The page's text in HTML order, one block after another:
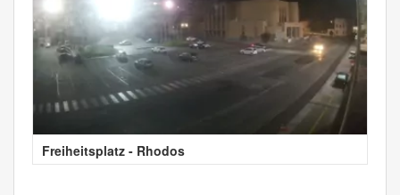
Freiheitsplatz - Rhodos